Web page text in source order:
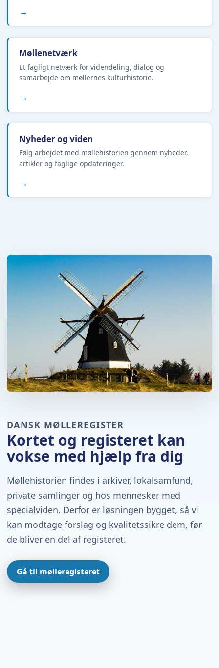
→
Møllenetværk
Et fagligt netværk for videndeling, dialog og
samarbejde om møllernes kulturhistorie.
→
Nyheder og viden
Følg arbejdet med møllehistorien gennem nyheder,
artikler og faglige opdateringer.
→
DANSK MØLLEREGISTER
Kortet og registeret kan
vokse med hjælp fra dig
Møllehistorien findes i arkiver, lokalsamfund,
private samlinger og hos mennesker med
specialviden. Derfor er løsningen bygget, så vi
kan modtage forslag og kvalitetssikre dem, før
de bliver en del af registeret.
Gå til mølleregisteret